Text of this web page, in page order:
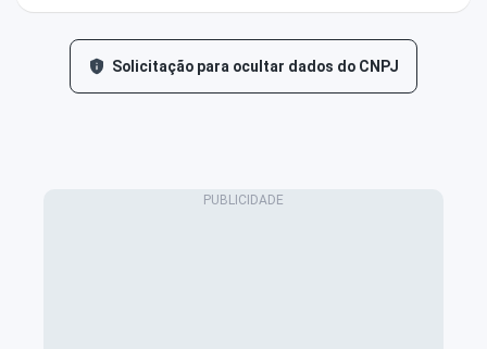
Solicitação para ocultar dados do CNPJ